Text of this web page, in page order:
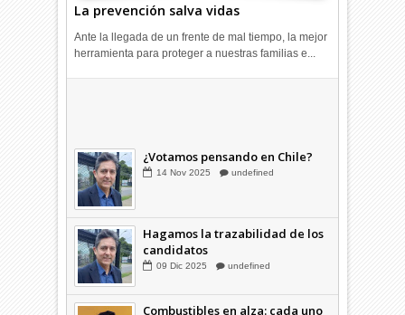
La prevención salva vidas
Ante la llegada de un frente de mal tiempo, la mejor
herramienta para proteger a nuestras familias e...
¿Votamos pensando en Chile?
Hagamos la trazabilidad de los
candidatos